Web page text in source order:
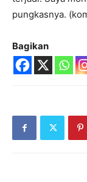
pungkasnya.
Bagikan